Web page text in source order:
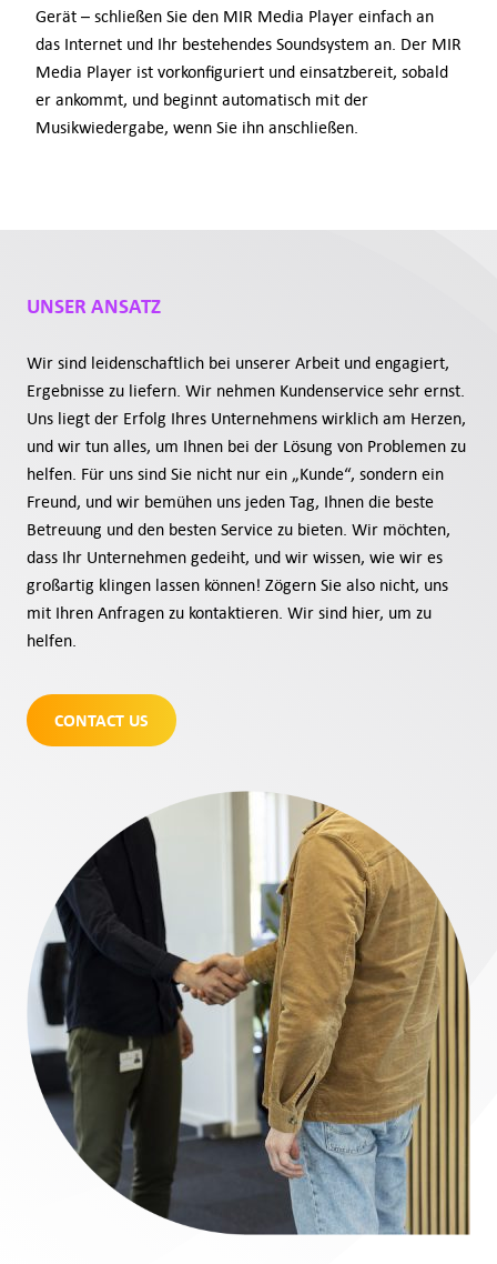
Gerät – schließen Sie den MIR Media Player einfach an
das Internet und Ihr bestehendes Soundsystem an. Der MIR
Media Player ist vorkonfiguriert und einsatzbereit, sobald
er ankommt, und beginnt automatisch mit der
Musikwiedergabe, wenn Sie ihn anschließen.
UNSER ANSATZ
Wir sind leidenschaftlich bei unserer Arbeit und engagiert,
Ergebnisse zu liefern. Wir nehmen Kundenservice sehr ernst.
Uns liegt der Erfolg Ihres Unternehmens wirklich am Herzen,
und wir tun alles, um Ihnen bei der Lösung von Problemen zu
helfen. Für uns sind Sie nicht nur ein „Kunde“, sondern ein
Freund, und wir bemühen uns jeden Tag, Ihnen die beste
Betreuung und den besten Service zu bieten. Wir möchten,
dass Ihr Unternehmen gedeiht, und wir wissen, wie wir es
großartig klingen lassen können! Zögern Sie also nicht, uns
mit Ihren Anfragen zu kontaktieren. Wir sind hier, um zu
helfen.
CONTACT US